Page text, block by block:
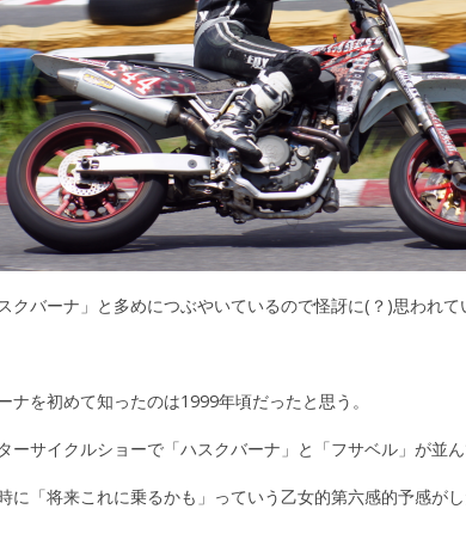
クバーナ」と多めにつぶやいているので怪訝に(？)思われて
ナを初めて知ったのは1999年頃だったと思う。
ーサイクルショーで「ハスクバーナ」と「フサベル」が並
に「将来これに乗るかも」っていう乙女的第六感的予感がし